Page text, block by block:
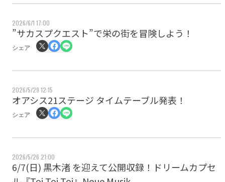
2026/6/1 17:00
”サカスプクエスト”で栄の街を冒険しよう！
シェア
2026/5/29 12:15
オアシス21ステージ タイムテーブル発表！
シェア
2026/5/26 21:00
6/7(日) 黒木渚 を迎えて公開収録！ドリームカプセ